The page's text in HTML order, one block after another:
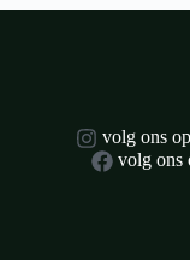
volg ons
volg ons